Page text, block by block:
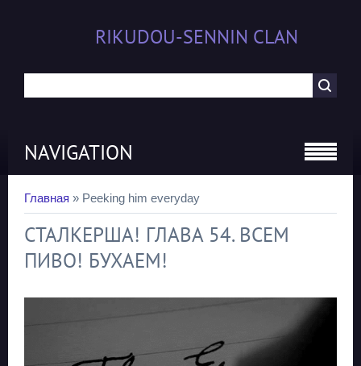
RIKUDOU-SENNIN CLAN
NAVIGATION
Главная » Peeking him everyday
СТАЛКЕРША! ГЛАВА 54. ВСЕМ
ПИВО! БУХАЕМ!